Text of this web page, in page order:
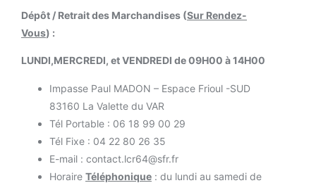
Dépôt / Retrait des Marchandises (Sur Rendez-
Vous) :
LUNDI,MERCREDI, et VENDREDI de 09H00 à 14H00
Impasse Paul MADON – Espace Frioul -SUD
83160 La Valette du VAR
Tél Portable : 06 18 99 00 29
Tél Fixe : 04 22 80 26 35
E-mail : contact.lcr64@sfr.fr
Horaire Téléphonique : du lundi au samedi de